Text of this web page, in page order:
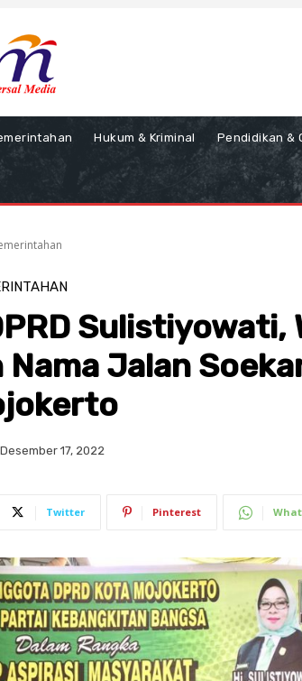
Hukum & Kriminal Pendidikan &
Sulistiyowati,
Nama Jalan
Desember 17, 2022
Twitter Pinterest